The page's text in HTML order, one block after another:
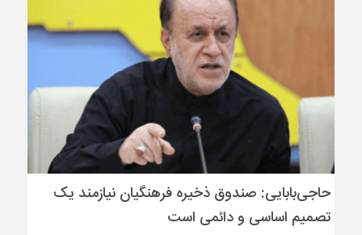
حاجی‌بابایی: صندوق ذخیره فرهنگیان نیازمند یک
تصمیم اساسی و دائمی است